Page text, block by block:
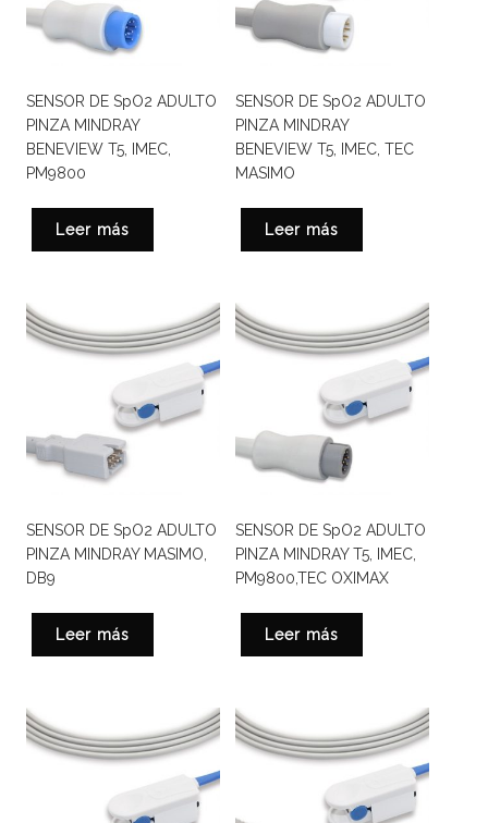
SENSOR DE SpO2 ADULTO
PINZA MINDRAY
BENEVIEW T5, IMEC,
PM9800
Leer más
SENSOR DE SpO2 ADULTO
PINZA MINDRAY
BENEVIEW T5, IMEC, TEC
MASIMO
Leer más
SENSOR DE SpO2 ADULTO
PINZA MINDRAY MASIMO,
DB9
Leer más
SENSOR DE SpO2 ADULTO
PINZA MINDRAY T5, IMEC,
PM9800,TEC OXIMAX
Leer más